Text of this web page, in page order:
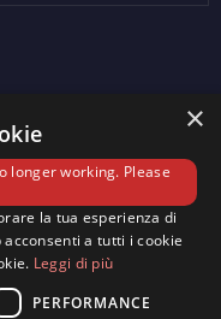
© 2025 — Licenza
5/22 — Licenza
×
longer working. Please
la tua esperienza di
a tutti i cookie
Leggi di più
PERFORMANCE